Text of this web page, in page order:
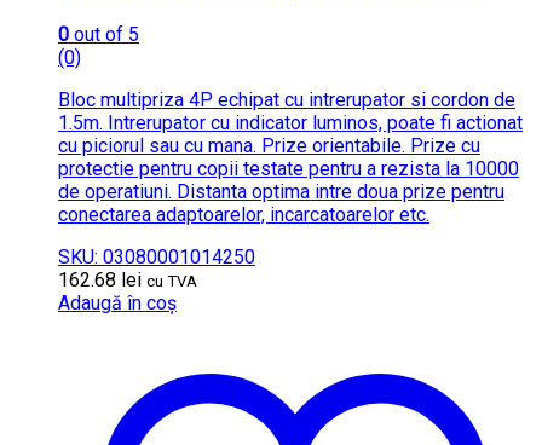
0 out of 5
(0)
Bloc multipriza 4P echipat cu intrerupator si cordon de
1.5m. Intrerupator cu indicator luminos, poate fi actionat
cu piciorul sau cu mana. Prize orientabile. Prize cu
protectie pentru copii testate pentru a rezista la 10000
de operatiuni. Distanta optima intre doua prize pentru
conectarea adaptoarelor, incarcatoarelor etc.
SKU: 03080001014250
162.68 lei cu TVA
Adaugă în coș